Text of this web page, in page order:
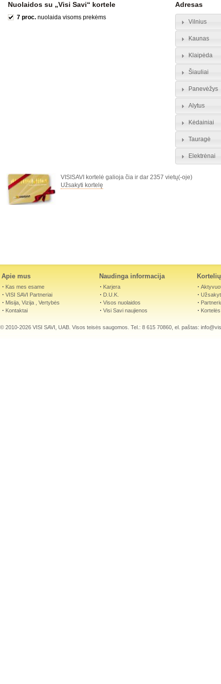
Nuolaidos su „Visi Savi“ kortele
7 proc. nuolaida visoms prekėms
Adresas
Vilnius
Kaunas
Klaipėda
Šiauliai
Panevėžys
Alytus
Kėdainiai
Tauragė
Elektrėnai
VISISAVI kortelė galioja čia ir dar 2357 vietų(-oje)
Užsakyti kortelę
Apie mus
Kas mes esame
VISI SAVI Partneriai
Misija, Vizija , Vertybės
Kontaktai
Naudinga informacija
Karjera
D.U.K.
Visos nuolaidos
Visi Savi naujienos
© 2010-2026 VISI SAVI, UAB. Visos teisės saugomos. Tel.: 8 615 70860, el. paštas: